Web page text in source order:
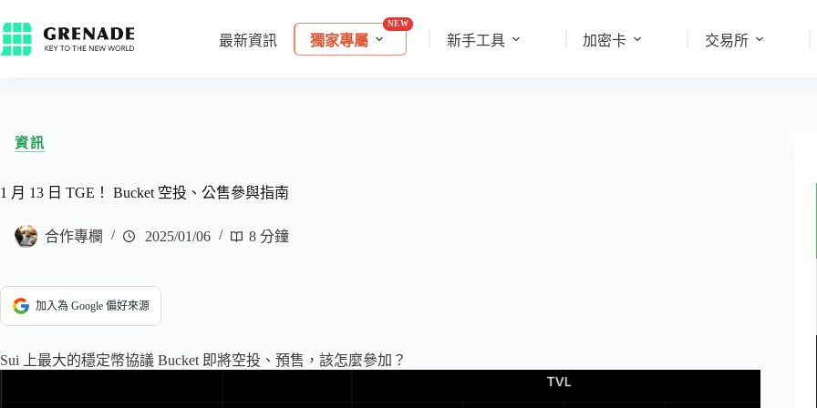
最新資訊 獨家專屬 新手工具 加密卡 交易所
資訊
1 月 13 日 TGE！ Bucket 空投、公售參與指南
合作專欄 2025/01/06 8 分鐘
加入為 Google 偏好來源
Sui 上最大的穩定幣協議 Bucket 即將空投、預售，該怎麼參加？